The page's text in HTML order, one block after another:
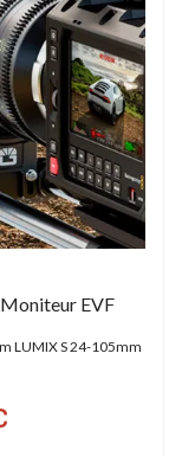
EVF
LUMIX S 24-105mm